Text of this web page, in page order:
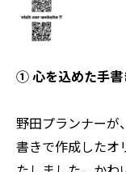
① 心を込めた手書
野田プランナーが
書きで作成したオ